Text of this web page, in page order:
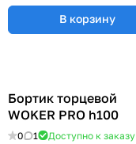
В корзину
Бортик торцевой
WOKER PRO h100
0 1 Доступно к заказу